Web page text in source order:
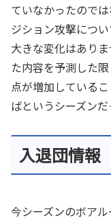
ていなかったので
ジション攻撃につ
大きな変化はあり
た内容を予測した
点が増加している
ばというシーズンだ
入退団情報
今シーズンのボア